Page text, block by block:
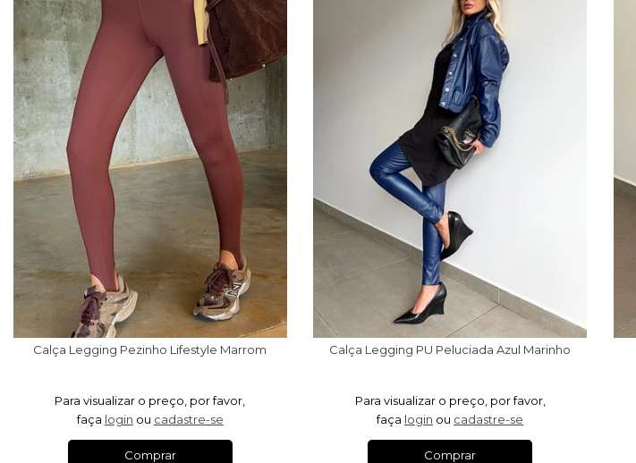
Calça Legging Pezinho Lifestyle Marrom
Para visualizar o preço, por favor,
faça login ou cadastre-se
Comprar
Calça Legging PU Peluciada Azul Marinho
Para visualizar o preço, por favor,
faça login ou cadastre-se
Comprar